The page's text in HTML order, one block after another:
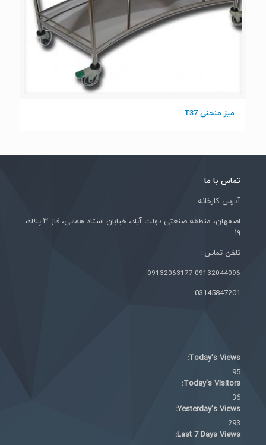
میز منحنی T37
تماس با ما
آدرس کارخانه:
اصفهان، منطقه صنعتی دولت آباد، خيابان استاد همايی، فاز ٣ پلاك
١٩
تلفن تماس :
09132063177-09132044096
03145847201
Today's Views:
95
Today's Visitors:
36
Yesterday's Views:
293
Last 7 Days Views: